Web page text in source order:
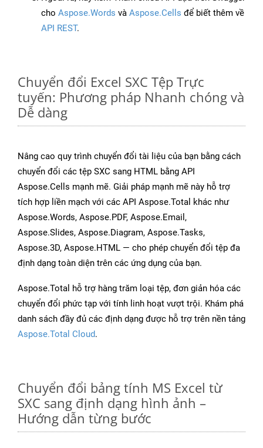
cho Aspose.Words và Aspose.Cells để biết thêm về
API REST.
Chuyển đổi Excel SXC Tệp Trực
tuyến: Phương pháp Nhanh chóng và
Dễ dàng
Nâng cao quy trình chuyển đổi tài liệu của bạn bằng cách
chuyển đổi các tệp SXC sang HTML bằng API
Aspose.Cells mạnh mẽ. Giải pháp mạnh mẽ này hỗ trợ
tích hợp liền mạch với các API Aspose.Total khác như
Aspose.Words, Aspose.PDF, Aspose.Email,
Aspose.Slides, Aspose.Diagram, Aspose.Tasks,
Aspose.3D, Aspose.HTML — cho phép chuyển đổi tệp đa
định dạng toàn diện trên các ứng dụng của bạn.
Aspose.Total hỗ trợ hàng trăm loại tệp, đơn giản hóa các
chuyển đổi phức tạp với tính linh hoạt vượt trội. Khám phá
danh sách đầy đủ các định dạng được hỗ trợ trên nền tảng
Aspose.Total Cloud.
Chuyển đổi bảng tính MS Excel từ
SXC sang định dạng hình ảnh –
Hướng dẫn từng bước